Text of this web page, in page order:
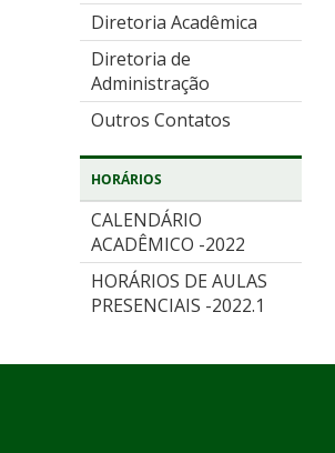
Diretoria Acadêmica
Diretoria de
Administração
Outros Contatos
HORÁRIOS
CALENDÁRIO
ACADÊMICO -2022
HORÁRIOS DE AULAS
PRESENCIAIS -2022.1